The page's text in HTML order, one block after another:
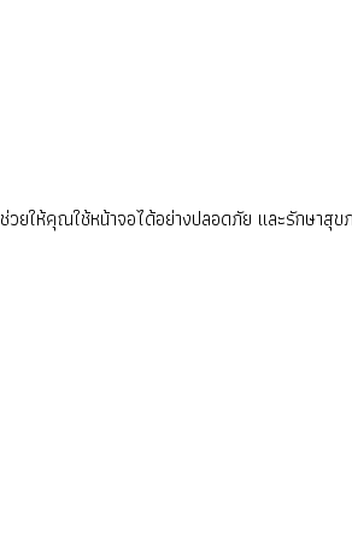
ยให้คุณใช้หน้าจอได้อย่างปลอดภัย และรักษาสุข